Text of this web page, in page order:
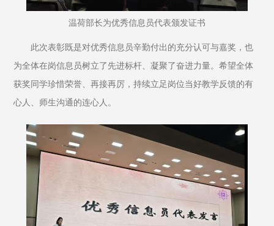
温荷部长为优秀信息员代表颁发证书
此次表彰既是对优秀信息员辛勤付出的充分认可与嘉奖，也
为全体在岗信息员树立了先进标杆、凝聚了奋进力量。希望全体
获奖同学珍惜荣誉、再接再厉，持续立足岗位当好教学反馈的有
心人、师生沟通的连心人。